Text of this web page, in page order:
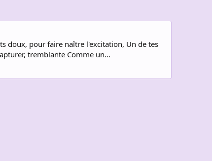
doux, pour faire naître l'excitation, Un de tes
tremblante Comme un...